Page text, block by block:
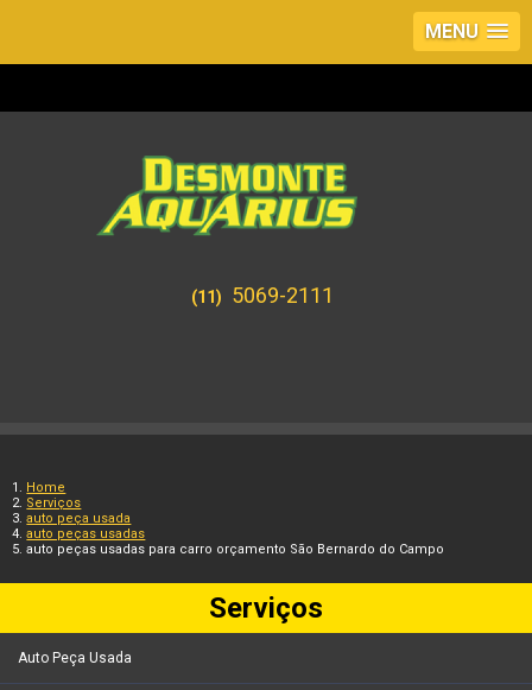
MENU
(11) 5069-2111
Home
Serviços
auto peça usada
auto peças usadas
auto peças usadas para carro orçamento São Bernardo do Campo
Serviços
Auto Peça Usada